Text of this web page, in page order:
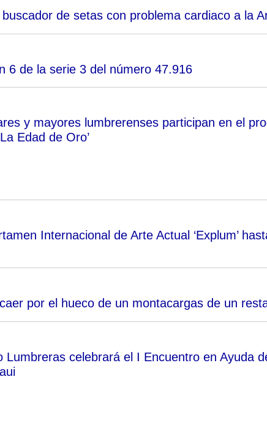
de setas con problema cardiaco a la
6 de la serie 3 del número 47.916
y mayores lumbrerenses participan en el
Edad de Oro’
Internacional de Arte Actual ‘Explum’
por el hueco de un montacargas de un
Lumbreras celebrará el I Encuentro en Ayuda